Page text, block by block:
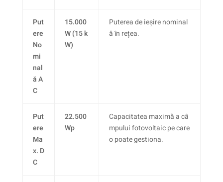
Put
ere
No
mi
nal
ă A
C
15.000
W (15 k
W)
Puterea de ieșire nominal
ă în rețea.
Put
ere
Ma
x. D
C
22.500
Wp
Capacitatea maximă a câ
mpului fotovoltaic pe care
o poate gestiona.